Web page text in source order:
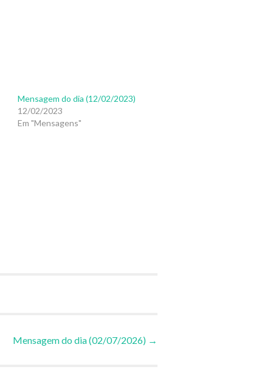
Mensagem do dia (12/02/2023)
12/02/2023
Em "Mensagens"
Mensagem do dia (02/07/2026) →